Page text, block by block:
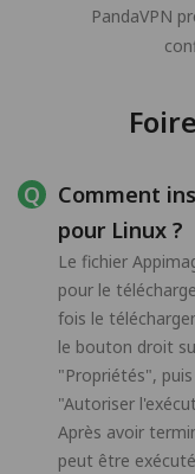
PandaVPN
Comment
pour Linux ?
Le fichier
pour le
fois le
le bouton droit
"Propriétés",
"Autoriser
Après avoir
peut être